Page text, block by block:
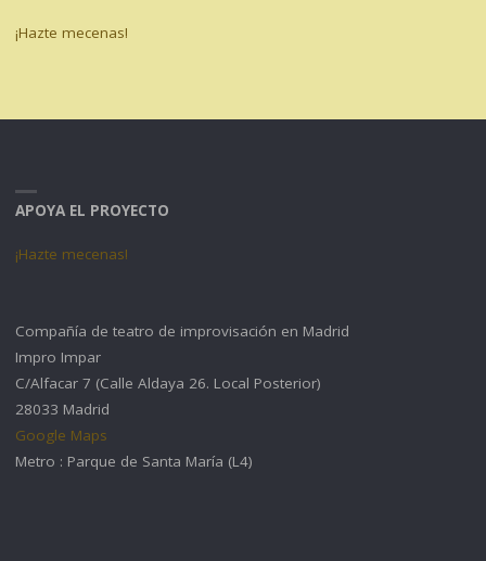
¡Hazte mecenas!
APOYA EL PROYECTO
¡Hazte mecenas!
Compañía de teatro de improvisación en Madrid
Impro Impar
C/Alfacar 7 (Calle Aldaya 26. Local Posterior)
28033 Madrid
Google Maps
Metro : Parque de Santa María (L4)